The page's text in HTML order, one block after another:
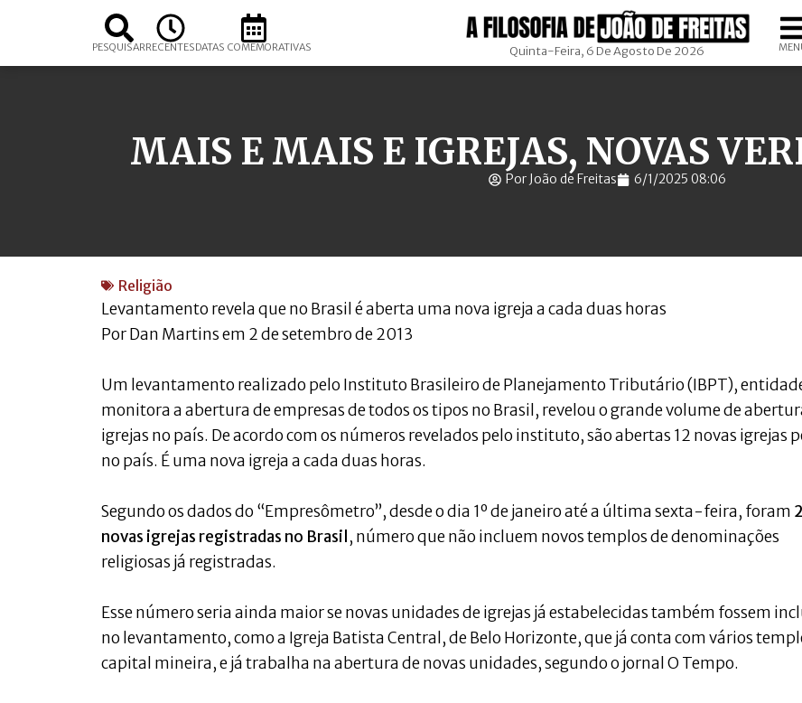
PESQUISARRECENTESDATAS COMEMORATIVAS Quinta-Feira, 6 De Agosto De 2026
MAIS E MAIS E IGREJAS, NOVAS
Por João de Freitas 6/1/2025 08:06
Religião
Levantamento revela que no Brasil é aberta uma nova igreja a cada duas horas
Por Dan Martins em 2 de setembro de 2013
Um levantamento realizado pelo Instituto Brasileiro de Planejamento Tributário (IBPT),
monitora a abertura de empresas de todos os tipos no Brasil, revelou o grande volume de
igrejas no país. De acordo com os números revelados pelo instituto, são abertas 12 novas igrejas
no país. É uma nova igreja a cada duas horas.
Segundo os dados do “Empresômetro”, desde o dia 1º de janeiro até a última sexta-feira, foram
novas igrejas registradas no Brasil , número que não incluem novos templos de denominações
religiosas já registradas.
Esse número seria ainda maior se novas unidades de igrejas já estabelecidas também fossem
no levantamento, como a Igreja Batista Central, de Belo Horizonte, que já conta com vários
capital mineira, e já trabalha na abertura de novas unidades, segundo o jornal O Tempo.